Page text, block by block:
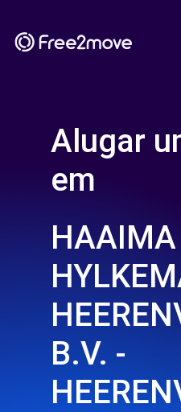
Alugar
em
HAAIMA
B.V. -